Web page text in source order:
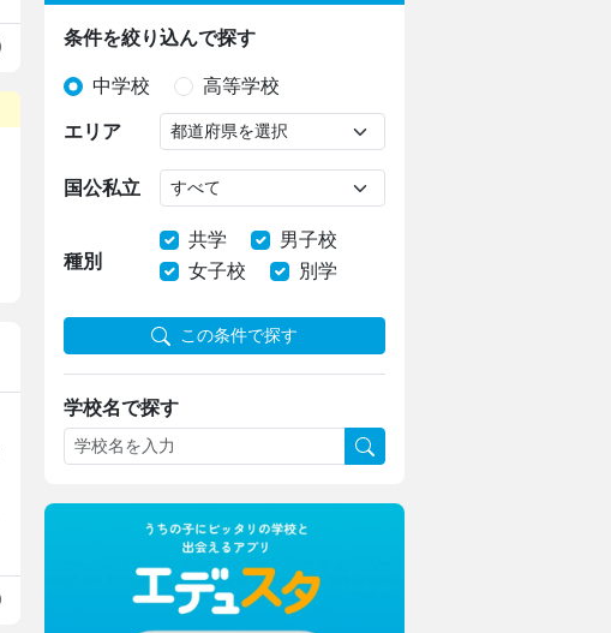
条件を絞り込んで探す
中学校 高等学校
エリア
国公私立
種別
共学
男子校
女子校
別学
この条件で探す
学校名で探す